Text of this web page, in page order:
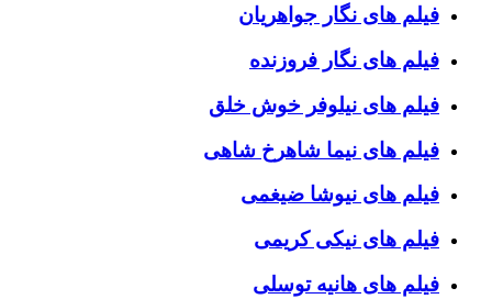
فیلم های نگار جواهریان
فیلم های نگار فروزنده
فیلم های نیلوفر خوش خلق
فیلم های نیما شاهرخ شاهی
فیلم های نیوشا ضیغمی
فیلم های نیکی کریمی
فیلم های هانیه توسلی